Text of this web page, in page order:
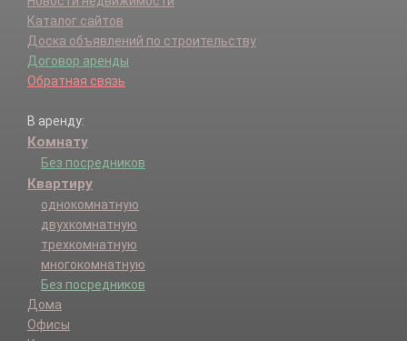
Каталог сайтов
Доска объявлений по строительству
Договор аренды
Обратная связь
В аренду:
Комнату
Без посредников
Квартиру
однокомнатную
двухкомнатную
трехкомнатную
многокомнатную
Без посредников
Дома
Офисы